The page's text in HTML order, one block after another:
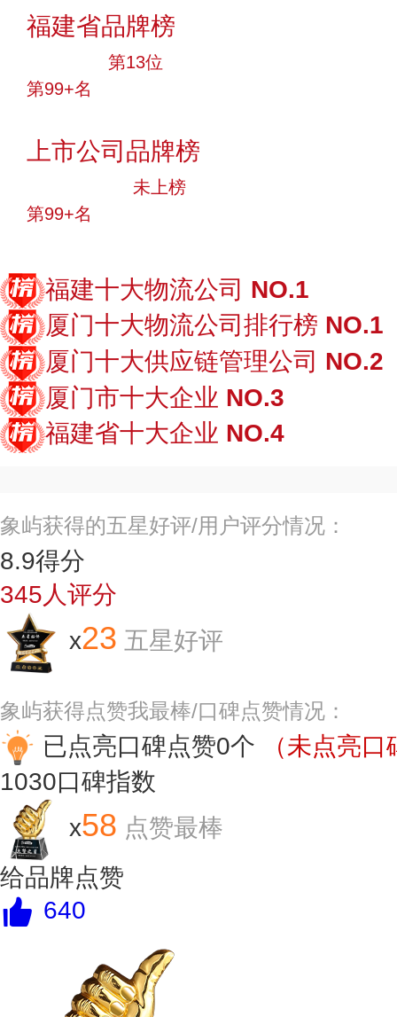
福建省品牌榜
第13位
第99+名
上市公司品牌榜
未上榜
第99+名
福建十大物流公司 NO.1
厦门十大物流公司排行榜 NO.1
厦门十大供应链管理公司 NO.2
厦门市十大企业 NO.3
福建省十大企业 NO.4
象屿获得的五星好评/用户评分情况：
8.9得分
345人评分
x23 五星好评
象屿获得点赞我最棒/口碑点赞情况：
已点亮口碑点赞0个
（未点亮
1030口碑指数
x58 点赞最棒
给品牌点赞
640